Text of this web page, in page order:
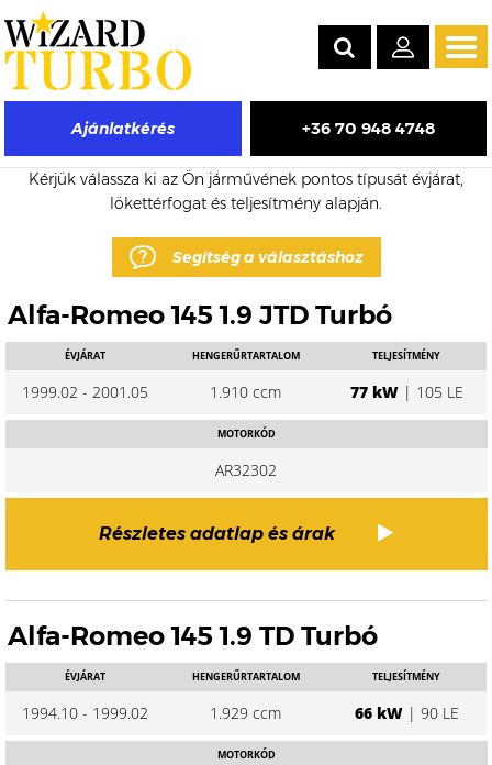
Ajánlatkérés +36 70 948 4748
Alfa-Romeo 145 eladó turbó árak
Kérjük válassza ki az Ön járművének pontos típusát évjárat,
lökettérfogat és teljesítmény alapján.
Segítség a választáshoz
Alfa-Romeo 145 1.9 JTD Turbó
ÉVJÁRAT
1999.02 - 2001.05
HENGERŰRTARTALOM
1.910 ccm
TELJESÍTMÉNY
77 kW| 105 LE
MOTORKÓD
AR32302
Részletes adatlap és árak
Alfa-Romeo 145 1.9 TD Turbó
ÉVJÁRAT
1994.10 - 1999.02
HENGERŰRTARTALOM
1.929 ccm
TELJESÍTMÉNY
66 kW| 90 LE
MOTORKÓD